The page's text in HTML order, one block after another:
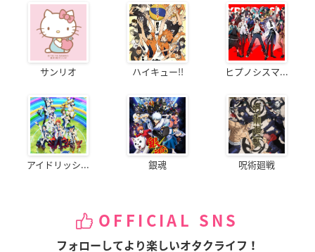
サンリオ ハイキュー!! ヒプノシスマ...
アイドリッシ... 銀魂 呪術廻戦
OFFICIAL SNS
フォローしてより楽しいオタクライフ！